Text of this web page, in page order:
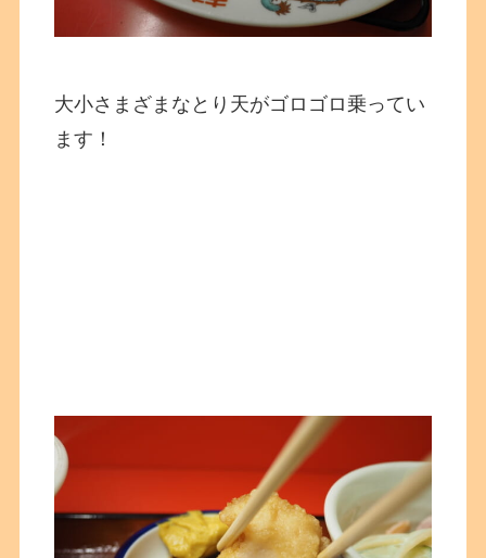
大小さまざまなとり天がゴロゴロ乗ってい
ます！